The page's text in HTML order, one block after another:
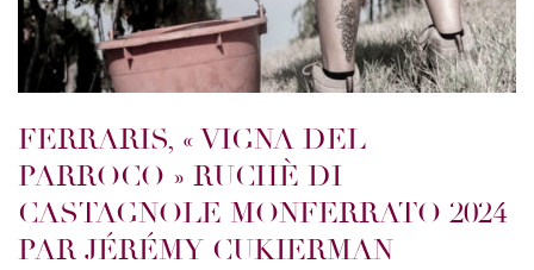
FERRARIS, « VIGNA DEL
PARROCO » RUCHÈ DI
CASTAGNOLE MONFERRATO 2024
PAR JÉRÉMY CUKIERMAN